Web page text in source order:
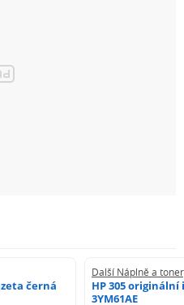
černá
Další Náplně a
HP 305
3YM61AE